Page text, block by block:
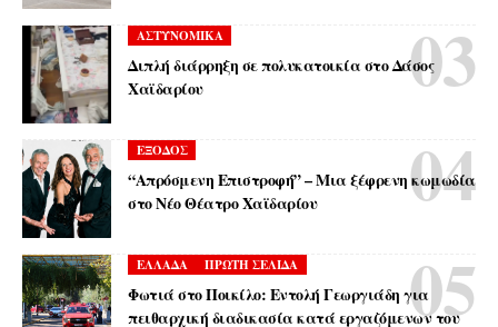
ΑΣΤΥΝΟΜΙΚΑ
Διπλή διάρρηξη σε πολυκατοικία στο Δάσος
Χαϊδαρίου
ΕΞΟΔΟΣ
“Απρόσμενη Επιστροφή” – Μια ξέφρενη κωμωδία
στο Νέο Θέατρο Χαϊδαρίου
ΕΛΛΑΔΑ ΠΡΩΤΗ ΣΕΛΙΔΑ
Φωτιά στο Ποικίλο: Εντολή Γεωργιάδη για
πειθαρχική διαδικασία κατά εργαζόμενων του